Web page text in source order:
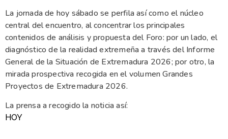
La jornada de hoy sábado se perfila así como el núcleo
central del encuentro, al concentrar los principales
contenidos de análisis y propuesta del Foro: por un lado, el
diagnóstico de la realidad extremeña a través del Informe
General de la Situación de Extremadura 2026; por otro, la
mirada prospectiva recogida en el volumen Grandes
Proyectos de Extremadura 2026.
La prensa a recogido la noticia así:
HOY